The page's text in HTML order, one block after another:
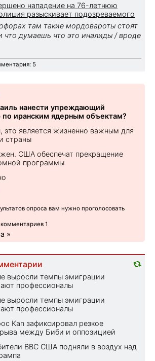
нападение на 76-летнюю
разыскивает подозреваемого
там такие мордовароты стоят
что думаешь что это иналиды / вроде
5
нанести упреждающий
иранским ядерным объектам?
это является жизненно важным для
страны
США обеспечат прекращение
программы
опроса вам нужно проголосовать
комментариев 1
»
выросли темпы эмиграции
профессионалы
выросли темпы эмиграции
профессионалы
Kan зафиксировал резкое
между Биби и оппозицией
ВВС США подняли в воздух над